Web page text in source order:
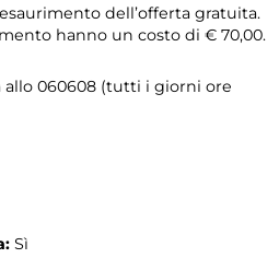
dell’offerta gratuita.
hanno un costo di € 70,00.
060608 (tutti i giorni ore
Sì